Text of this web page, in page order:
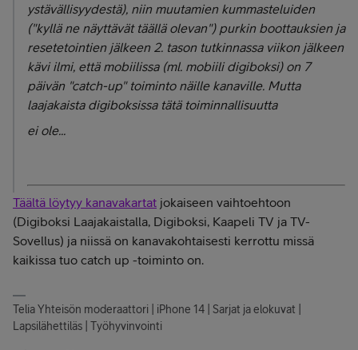
ystävällisyydestä), niin muutamien kummasteluiden
("kyllä ne näyttävät täällä olevan") purkin boottauksien ja
resetetointien jälkeen 2. tason tutkinnassa viikon jälkeen
kävi ilmi, että mobiilissa (ml. mobiili digiboksi) on 7
päivän "catch-up" toiminto näille kanaville. Mutta
laajakaista digiboksissa tätä toiminnallisuutta
ei ole...
Täältä löytyy kanavakartat jokaiseen vaihtoehtoon
(Digiboksi Laajakaistalla, Digiboksi, Kaapeli TV ja TV-
Sovellus) ja niissä on kanavakohtaisesti kerrottu missä
kaikissa tuo catch up -toiminto on.
Telia Yhteisön moderaattori | iPhone 14 | Sarjat ja elokuvat |
Lapsilähettiläs | Työhyvinvointi